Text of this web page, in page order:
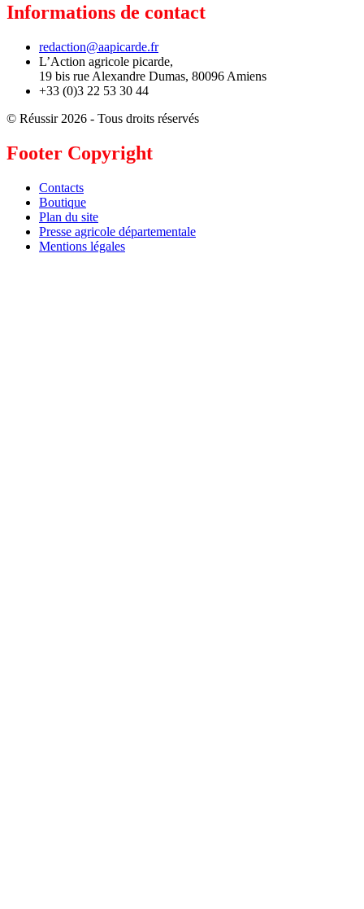
Informations de contact
redaction@aapicarde.fr
L’Action agricole picarde,
19 bis rue Alexandre Dumas, 80096 Amiens
+33 (0)3 22 53 30 44
© Réussir 2026 - Tous droits réservés
Footer Copyright
Contacts
Boutique
Plan du site
Presse agricole départementale
Mentions légales